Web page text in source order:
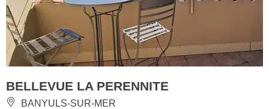
BELLEVUE LA PERENNITE
BANYULS-SUR-MER